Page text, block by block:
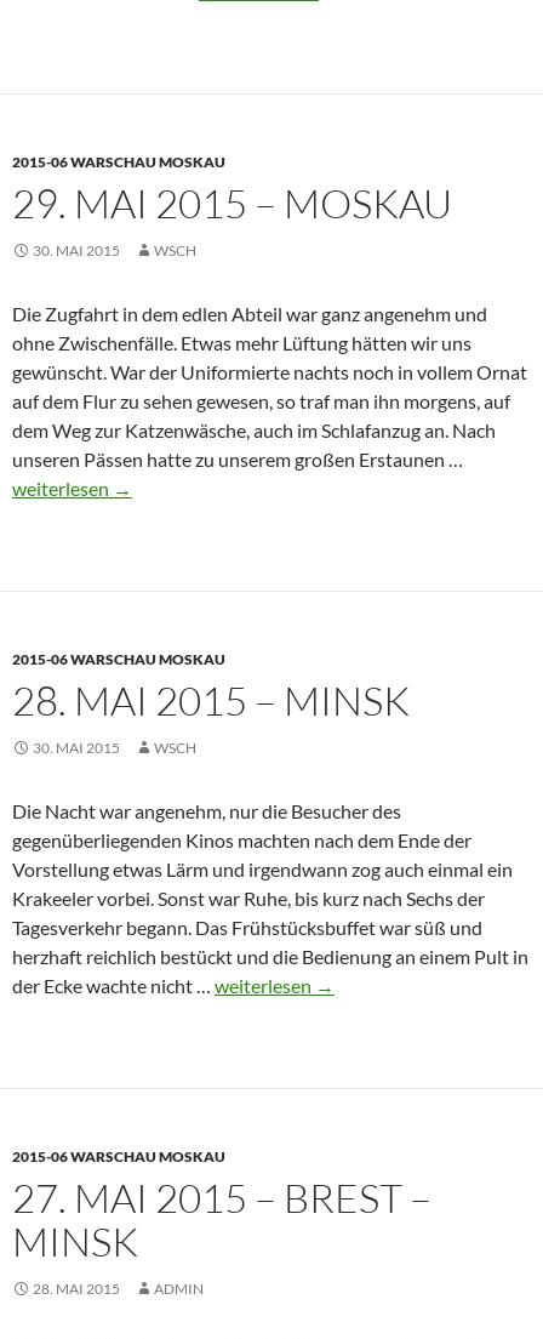
2015-06 WARSCHAU MOSKAU
29. MAI 2015 – MOSKAU
30. MAI 2015 WSCH
Die Zugfahrt in dem edlen Abteil war ganz angenehm und
ohne Zwischenfälle. Etwas mehr Lüftung hätten wir uns
gewünscht. War der Uniformierte nachts noch in vollem Ornat
auf dem Flur zu sehen gewesen, so traf man ihn morgens, auf
dem Weg zur Katzenwäsche, auch im Schlafanzug an. Nach
unseren Pässen hatte zu unserem großen Erstaunen …
weiterlesen →
2015-06 WARSCHAU MOSKAU
28. MAI 2015 – MINSK
30. MAI 2015 WSCH
Die Nacht war angenehm, nur die Besucher des
gegenüberliegenden Kinos machten nach dem Ende der
Vorstellung etwas Lärm und irgendwann zog auch einmal ein
Krakeeler vorbei. Sonst war Ruhe, bis kurz nach Sechs der
Tagesverkehr begann. Das Frühstücksbuffet war süß und
herzhaft reichlich bestückt und die Bedienung an einem Pult in
der Ecke wachte nicht … 28.
weiterlesen →
2015-06 WARSCHAU MOSKAU
27. MAI 2015 – BREST –
MINSK
28. MAI 2015 ADMIN